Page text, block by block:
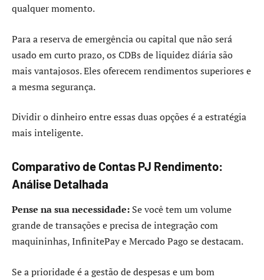
qualquer momento.
Para a reserva de emergência ou capital que não será
usado em curto prazo, os CDBs de liquidez diária são
mais vantajosos. Eles oferecem rendimentos superiores e
a mesma segurança.
Dividir o dinheiro entre essas duas opções é a estratégia
mais inteligente.
Comparativo de Contas PJ Rendimento:
Análise Detalhada
Pense na sua necessidade: Se você tem um volume
grande de transações e precisa de integração com
maquininhas, InfinitePay e Mercado Pago se destacam.
Se a prioridade é a gestão de despesas e um bom